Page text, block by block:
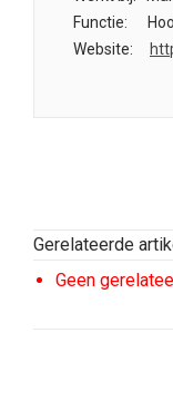
Functie:
Website:
Gerelateerde
Geen